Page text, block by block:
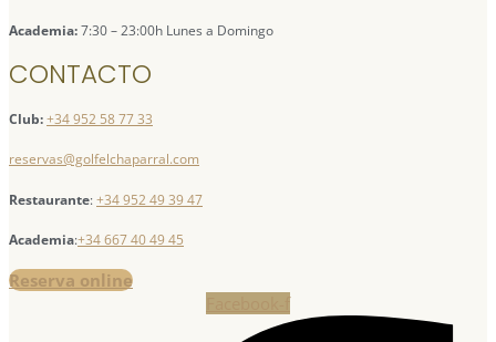
Academia:7:30 – 23:00h Lunes a Domingo
CONTACTO
Club:+34 952 58 77 33
reservas@golfelchaparral.com
Restaurante:+34 952 49 39 47
Academia:+34 667 40 49 45
Reserva online